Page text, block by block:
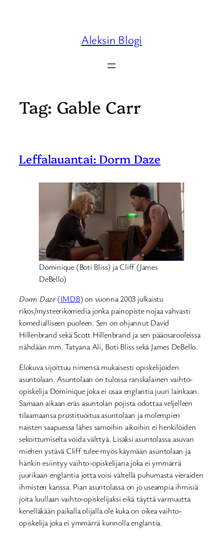
Aleksin Blogi
Tag: Gable Carr
Leffalauantai: Dorm Daze
Dominique (Boti Bliss) ja Cliff (James
DeBello)
Dorm Daze(IMDB) on vuonna 2003 julkaistu
rikos/mysteerikomedia jonka painopiste nojaa vahvasti
komedialliseen puoleen. Sen on ohjannut David
Hillenbrand sekä Scott Hillenbrand ja sen pääosarooleissa
nähdään mm. Tatyana Ali, Boti Bliss sekä James DeBello.
Elokuva sijoittuu nimensä mukaisesti opiskelijoiden
asuntolaan. Asuntolaan on tulossa ranskalainen vaihto-
opiskelija Dominique joka ei osaa englantia juuri lainkaan.
Samaan aikaan eräs asuntolan pojista odottaa veljelleen
tilaamaansa prostituoitua asuntolaan ja molempien
naisten saapuessa lähes samoihin aikoihin ei henkilöiden
sekoittumiselta voida välttyä. Lisäksi asuntolassa asuvan
miehen ystävä Cliff tulee myös käymään asuntolaan ja
hänkin esiintyy vaihto-opiskelijana joka ei ymmärrä
juurikaan englantia jotta voisi vältellä puhumasta vieraiden
ihmisten kanssa. Pian asuntolassa on jo useampia ihmisiä
joita luullaan vaihto-opiskelijaksi eikä täyttä varmuutta
kenelläkään paikalla olijalla ole kuka on oikea vaihto-
opiskelija joka ei ymmärrä kunnolla englantia.